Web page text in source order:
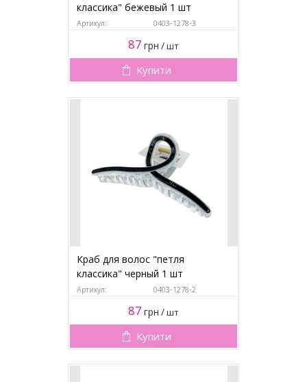
классика" бежевый 1 шт
Артикул: 0403-1278-3
87 грн /шт
Купити
Краб для волос "петля
классика" черный 1 шт
Артикул: 0403-1278-2
87 грн /шт
Купити